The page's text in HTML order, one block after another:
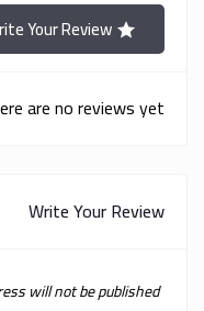
Your Review
are no reviews yet.
Write Your Review
will not be published.